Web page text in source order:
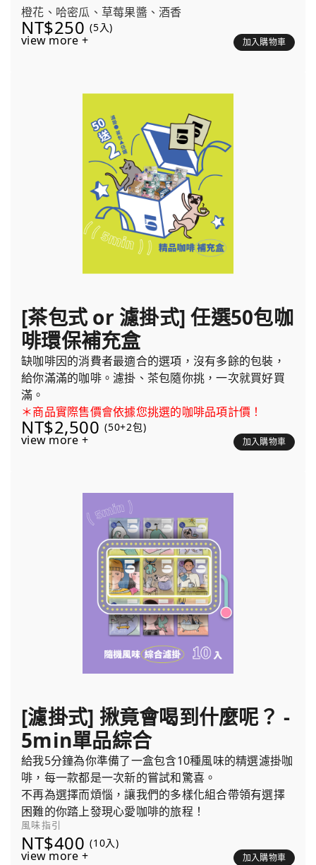
橙花、哈密瓜、草莓果醬、酒香
NT$250 (5入)
view more + 加入購物車
[茶包式 or 濾掛式] 任選50包咖
啡環保補充盒
缺咖啡因的消費者最適合的選項，沒有多餘的包裝，
給你滿滿的咖啡。濾掛、茶包隨你挑，一次就買好買
滿。
＊商品實際售價會依據您挑選的咖啡品項計價！
NT$2,500 (50+2包)
view more + 加入購物車
[濾掛式] 揪竟會喝到什麼呢？ -
5min單品綜合
給我5分鐘為你準備了一盒包含10種風味的精選濾掛咖
啡，每一款都是一次新的嘗試和驚喜。
不再為選擇而煩惱，讓我們的多樣化組合帶領有選擇
困難的你踏上發現心愛咖啡的旅程！
風味指引
NT$400 (10入)
view more + 加入購物車